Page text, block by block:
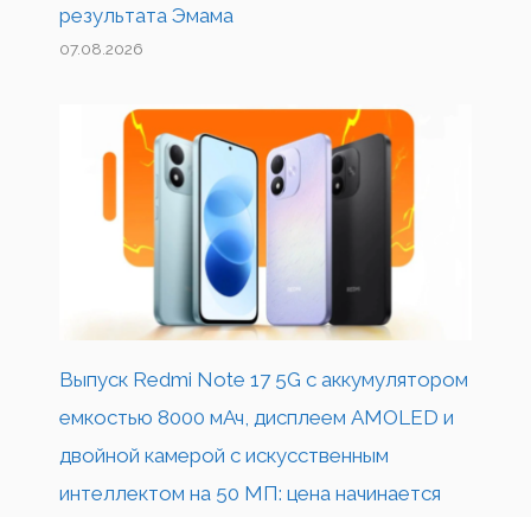
результата Эмама
07.08.2026
Выпуск Redmi Note 17 5G с аккумулятором
емкостью 8000 мАч, дисплеем AMOLED и
двойной камерой с искусственным
интеллектом на 50 МП: цена начинается